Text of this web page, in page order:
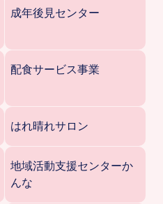
成年後見センター
配食サービス事業
はれ晴れサロン
地域活動支援センターか
んな